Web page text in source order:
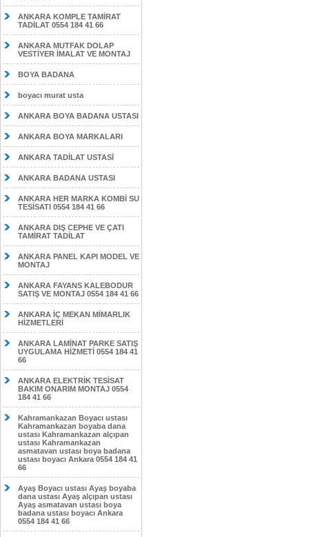
ANKARA KOMPLE TAMİRAT
TADİLAT 0554 184 41 66
ANKARA MUTFAK DOLAP
VESTİYER İMALAT VE MONTAJ
BOYA BADANA
boyacı murat usta
ANKARA BOYA BADANA USTASI
ANKARA BOYA MARKALARI
ANKARA TADİLAT USTASİ
ANKARA BADANA USTASI
ANKARA HER MARKA KOMBİ SU
TESİSATI 0554 184 41 66
ANKARA DIŞ CEPHE VE ÇATI
TAMİRAT TADİLAT
ANKARA PANEL KAPI MODEL VE
MONTAJ
ANKARA FAYANS KALEBODUR
SATIŞ VE MONTAJ 0554 184 41 66
ANKARA İÇ MEKAN MİMARLIK
HİZMETLERİ
ANKARA LAMİNAT PARKE SATIŞ
UYGULAMA HİZMETİ 0554 184 41
66
ANKARA ELEKTRİK TESİSAT
BAKIM ONARIM MONTAJ 0554
184 41 66
Kahramankazan Boyacı ustası
Kahramankazan boyaba dana
ustası Kahramankazan alçıpan
ustası Kahramankazan
asmatavan ustası boya badana
ustası boyacı Ankara 0554 184 41
66
Ayaş Boyacı ustası Ayaş boyaba
dana ustası Ayaş alçıpan ustası
Ayaş asmatavan ustası boya
badana ustası boyacı Ankara
0554 184 41 66